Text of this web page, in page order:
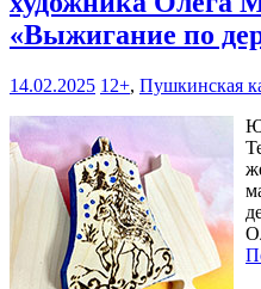
«Выжигание по
14.02.2025 12+, Пушкинская